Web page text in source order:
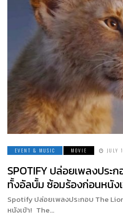
EVENT & MUSIC MOVIE JULY
SPOTIFY ปล่อยเพลงประก
ทั้งอัลบั้ม ซ้อมร้องก่อนหนัง
Spotify ปล่อยเพลงประกอบ The
หนังเข้า! The…